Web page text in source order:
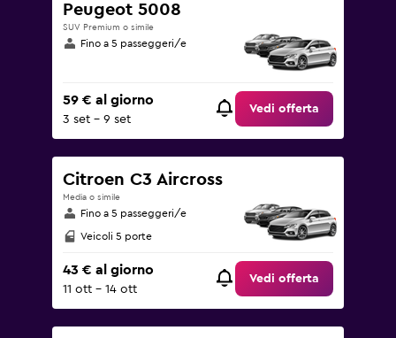
Peugeot 5008
SUV Premium o simile
Fino a 5 passeggeri/e
59 € al giorno
3 set - 9 set
Vedi offerta
Citroen C3 Aircross
Media o simile
Fino a 5 passeggeri/e
Veicoli 5 porte
43 € al giorno
11 ott - 14 ott
Vedi offerta